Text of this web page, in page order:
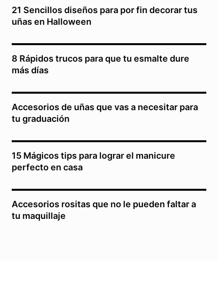
21 Sencillos diseños para por fin decorar tus
uñas en Halloween
8 Rápidos trucos para que tu esmalte dure
más días
Accesorios de uñas que vas a necesitar para
tu graduación
15 Mágicos tips para lograr el manicure
perfecto en casa
Accesorios rositas que no le pueden faltar a
tu maquillaje